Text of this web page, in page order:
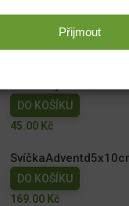
Přijmout
DO KOŠÍKU
45.00 Kč
DO KOŠÍKU
169.00 Kč